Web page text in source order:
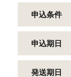
申込条件
申込期日
発送期日